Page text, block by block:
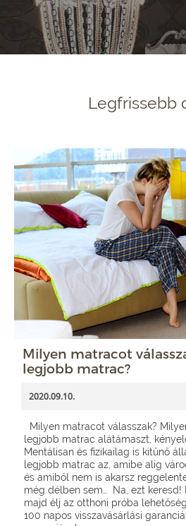
Legfrissebb
Milyen matracot
legjobb matrac?
2020.09.10.
Milyen matracot válasszak?
legjobb matrac alátámaszt,
Mentálisan és fizikailag is kitűnő
legjobb matrac az, amibe alig
és amiből nem is akarsz
még délben sem… Na, ezt keresd!
majd élj az otthoni próba
100 napos visszavásárlási